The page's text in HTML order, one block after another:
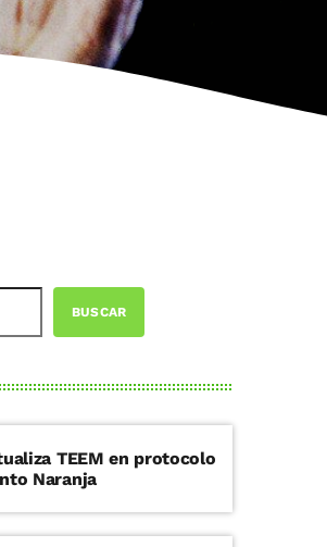
BUSCAR
TEEM en protocolo
Naranja